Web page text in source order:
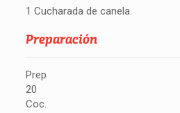
1 Cucharada de canela.
Preparación
Prep
20
Coc.